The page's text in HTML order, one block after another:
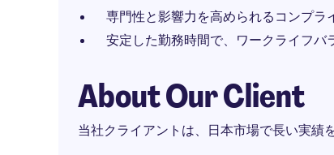
専門性と影響力を高められるコンプラ
安定した勤務時間で、ワークライフバ
About Our Client
当社クライアントは、日本市場で長い実績